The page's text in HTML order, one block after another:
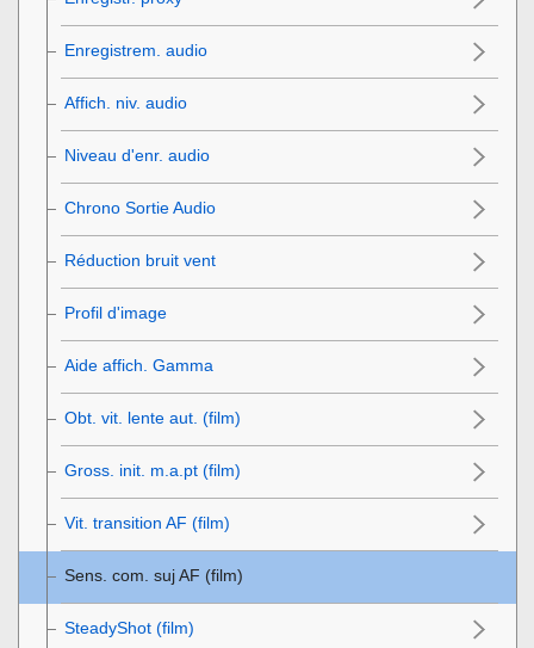
Enregistrem. audio
Affich. niv. audio
Niveau d'enr. audio
Chrono Sortie Audio
Réduction bruit vent
Profil d'image
Aide affich. Gamma
Obt. vit. lente aut. (film)
Gross. init. m.a.pt (film)
Vit. transition AF (film)
Sens. com. suj AF (film)
SteadyShot (film)